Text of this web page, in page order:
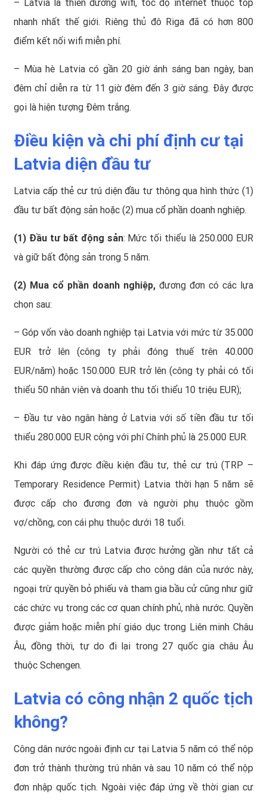
– Latvia là thiên đường wifi, tốc độ internet thuộc top
nhanh nhất thế giới. Riêng thủ đô Riga đã có hơn 800
điểm kết nối wifi miễn phí.
– Mùa hè Latvia có gần 20 giờ ánh sáng ban ngày, ban
đêm chỉ diễn ra từ 11 giờ đêm đến 3 giờ sáng. Đây được
gọi là hiện tượng Đêm trắng.
Điều kiện và chi phí định cư tại
Latvia diện đầu tư
Latvia cấp thẻ cư trú diện đầu tư thông qua hình thức (1)
đầu tư bất động sản hoặc (2) mua cổ phần doanh nghiệp.
(1) Đầu tư bất động sản: Mức tối thiểu là 250.000 EUR
và giữ bất động sản trong 5 năm.
(2) Mua cổ phần doanh nghiệp, đương đơn có các lựa
chọn sau:
– Góp vốn vào doanh nghiệp tại Latvia với mức từ 35.000
EUR trở lên (công ty phải đóng thuế trên 40.000
EUR/năm) hoặc 150.000 EUR trở lên (công ty phải có tối
thiểu 50 nhân viên và doanh thu tối thiểu 10 triệu EUR);
– Đầu tư vào ngân hàng ở Latvia với số tiền đầu tư tối
thiểu 280.000 EUR cộng với phí Chính phủ là 25.000 EUR.
Khi đáp ứng được điều kiện đầu tư, thẻ cư trú (TRP –
Temporary Residence Permit) Latvia thời hạn 5 năm sẽ
được cấp cho đương đơn và người phụ thuộc gồm
vợ/chồng, con cái phụ thuộc dưới 18 tuổi.
Người có thẻ cư trú Latvia được hưởng gần như tất cả
các quyền thường được cấp cho công dân của nước này,
ngoại trừ quyền bỏ phiếu và tham gia bầu cử cũng như giữ
các chức vụ trong các cơ quan chính phủ, nhà nước. Quyền
được giảm hoặc miễn phí giáo dục trong Liên minh Châu
Âu, đồng thời, tự do đi lại trong 27 quốc gia châu Âu
thuộc Schengen.
Latvia có công nhận 2 quốc tịch
không?
Công dân nước ngoài định cư tại Latvia 5 năm có thể nộp
đơn trở thành thường trú nhân và sau 10 năm có thể nộp
đơn nhập quốc tịch. Ngoài việc đáp ứng về thời gian cư